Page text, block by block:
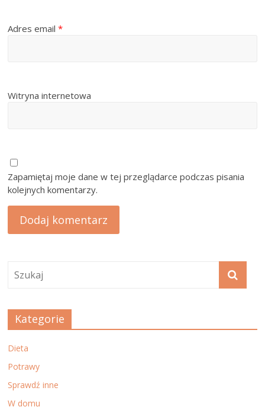
Adres email*
Witryna internetowa
Zapamiętaj moje dane w tej przeglądarce podczas pisania
kolejnych komentarzy.
Kategorie
Dieta
Potrawy
Sprawdź inne
W domu